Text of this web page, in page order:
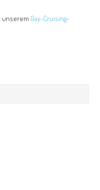
unserem Gay-Cruising-